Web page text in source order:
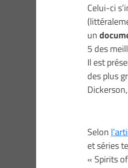
Celui-ci
un
5 des
Il est
des plus
Selon
et séries
« Spirits